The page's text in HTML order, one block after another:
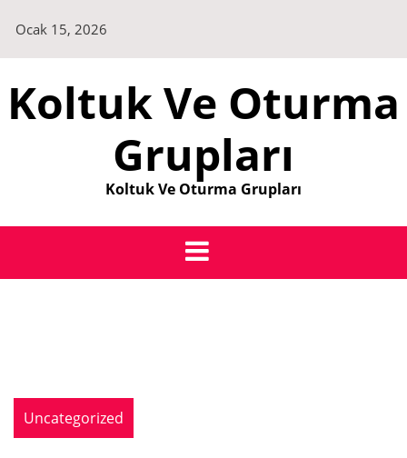
content
Ocak 15, 2026
Koltuk Ve Oturma
Grupları
Koltuk Ve Oturma Grupları
Uncategorized